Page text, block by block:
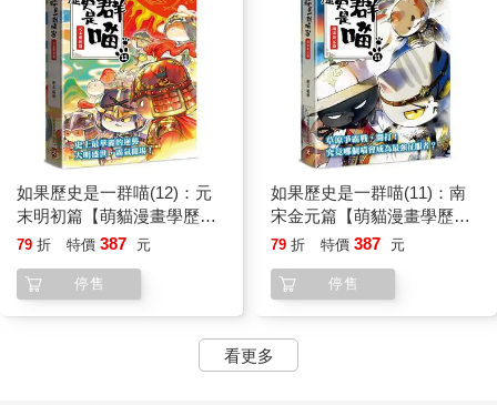
如果歷史是一群喵(12)：元
末明初篇【萌貓漫畫學歷
史】
79 折 特價 387 元
停售
如果歷史是一群喵(11)：南
宋金元篇【萌貓漫畫學歷
史】
79 折 特價 387 元
停售
看更多